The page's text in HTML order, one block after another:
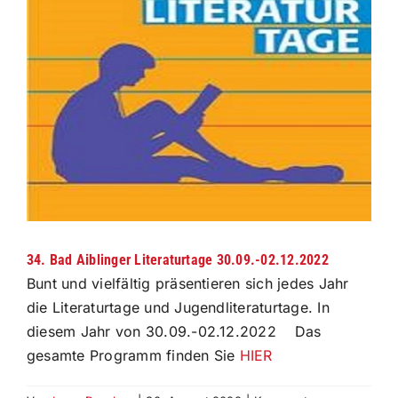
34. Bad Aiblinger Literaturtage 30.09.-02.12.2022
Bunt und vielfältig präsentieren sich jedes Jahr
die Literaturtage und Jugendliteraturtage. In
diesem Jahr von 30.09.-02.12.2022 Das
gesamte Programm finden Sie HIER